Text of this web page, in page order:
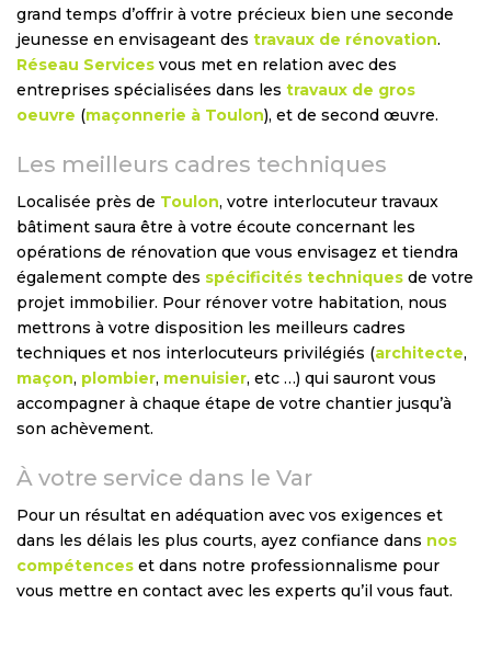
grand temps d’offrir à votre précieux bien une seconde
jeunesse en envisageant des travaux de rénovation.
Réseau Services vous met en relation avec des
entreprises spécialisées dans les travaux de gros
oeuvre (maçonnerie à Toulon), et de second œuvre.
Les meilleurs cadres techniques
Localisée près de Toulon, votre interlocuteur travaux
bâtiment saura être à votre écoute concernant les
opérations de rénovation que vous envisagez et tiendra
également compte des spécificités techniques de votre
projet immobilier. Pour rénover votre habitation, nous
mettrons à votre disposition les meilleurs cadres
techniques et nos interlocuteurs privilégiés (architecte,
maçon, plombier, menuisier, etc …) qui sauront vous
accompagner à chaque étape de votre chantier jusqu’à
son achèvement.
À votre service dans le Var
Pour un résultat en adéquation avec vos exigences et
dans les délais les plus courts, ayez confiance dans nos
compétences et dans notre professionnalisme pour
vous mettre en contact avec les experts qu’il vous faut.